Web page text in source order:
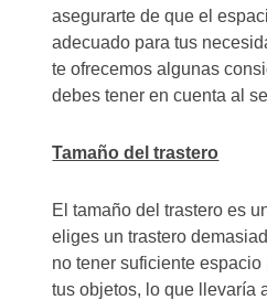
asegurarte de que el
adecuado para tus
te ofrecemos algunas
debes tener en cuenta al
Tamaño del trastero
El tamaño del trastero es
eliges un trastero
no tener suficiente
tus objetos, lo que llevaría